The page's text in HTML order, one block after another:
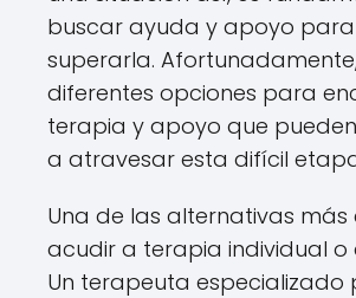
buscar ayuda y apoyo
superarla.
diferentes opciones para
terapia y apoyo que
a atravesar esta difícil
Una de las alternativas más
acudir a terapia individual o
Un terapeuta especializado